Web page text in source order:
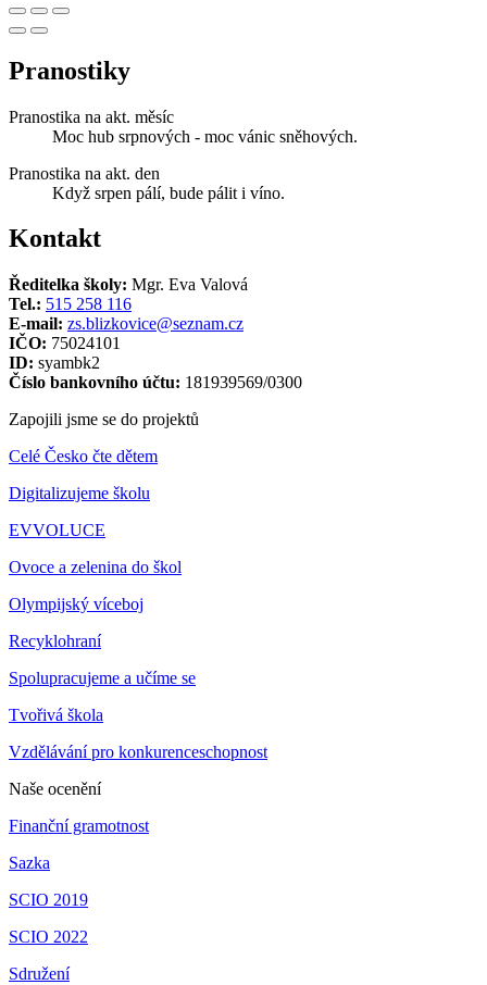
Pranostiky
Pranostika na akt. měsíc
Moc hub srpnových - moc vánic sněhových.
Pranostika na akt. den
Když srpen pálí, bude pálit i víno.
Kontakt
Ředitelka školy: Mgr. Eva Valová
Tel.: 515 258 116
E-mail: zs.blizkovice@seznam.cz
IČO: 75024101
ID: syambk2
Číslo bankovního účtu: 181939569/0300
Zapojili jsme se do projektů
Celé Česko čte dětem
Digitalizujeme školu
EVVOLUCE
Ovoce a zelenina do škol
Olympijský víceboj
Recyklohraní
Spolupracujeme a učíme se
Tvořivá škola
Vzdělávání pro konkurenceschopnost
Naše ocenění
Finanční gramotnost
Sazka
SCIO 2019
SCIO 2022
Sdružení